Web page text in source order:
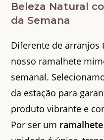
Beleza Natural
da Semana
Diferente de arranjos
nosso ramalhete
semanal.
da estação para
produto vibrante e
Por ser um